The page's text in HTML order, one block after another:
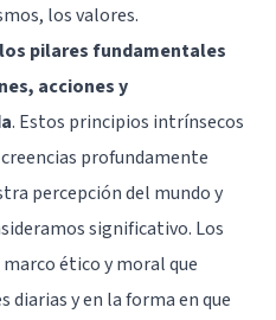
los valores.
los pilares fundamentales
acciones y
. Estos principios intrínsecos
profundamente
percepción del mundo y
significativo. Los
ético y moral que
diarias y en la forma en que